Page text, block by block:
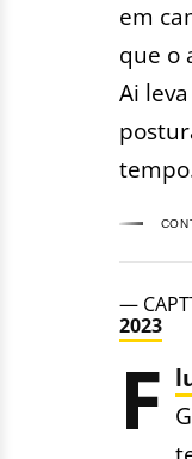
em
que o
Ai
—
2023
F